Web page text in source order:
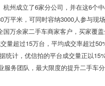
州成立了6家分公司，并在这6个
平米，可同时容纳3000人参与现
万余家二手车商家客户，买家覆盖
量超过15万台，平均成交率超过
统计，优信拍的平台成交量正以
服务团队，最大限度的提升二手车